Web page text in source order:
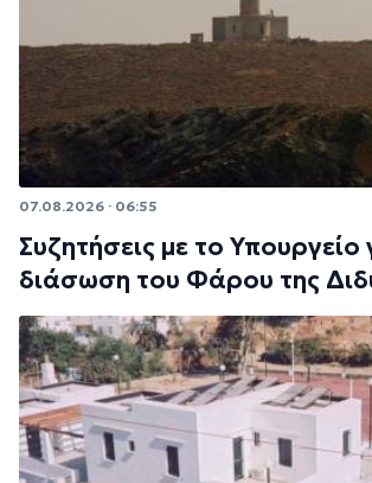
07.08.2026 · 06:55
Συζητήσεις με το Υπουργείο
διάσωση του Φάρου της